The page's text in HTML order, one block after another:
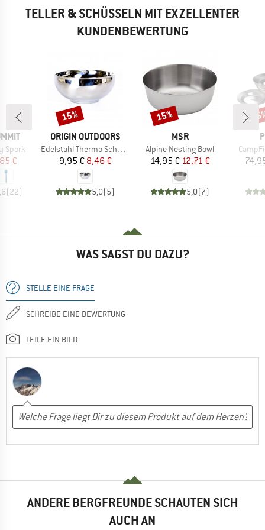
TELLER & SCHÜSSELN MIT EXZELLENTER
KUNDENBEWERTUNG
Spork
Preis
€
(22)
MARKE
ORIGIN OUTDOORS
Artikel
Edelstahl Thermo Schüssel
Preis
9,95 €reduzierter Preis
8,46 €
5,0(5)
Rabatt
15%
MARKE
MSR
Artikel
Alpine Nesting Bowl
Preis
14,95 €reduzierter Preis
12,71 €
5,0(7)
Rabatt
15%
Artikel
WAS SAGST DU DAZU?
STELLE EINE FRAGE
SCHREIBE EINE BEWERTUNG
TEILE EIN BILD
ANDERE BERGFREUNDE SCHAUTEN SICH
AUCH AN